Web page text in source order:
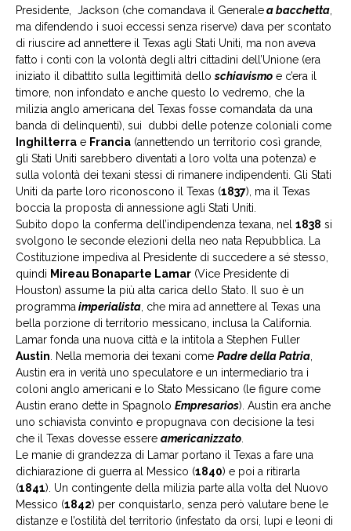
Presidente, Jackson (che comandava il Generalea bacchetta,
ma difendendo i suoi eccessi senza riserve) dava per scontato
di riuscire ad annettere il Texas agli Stati Uniti, ma non aveva
fatto i conti con la volontà degli altri cittadini dell’Unione (era
iniziato il dibattito sulla legittimità delloschiavismo e c’era il
timore, non infondato e anche questo lo vedremo, che la
milizia anglo americana del Texas fosse comandata da una
banda di delinquenti), sui dubbi delle potenze coloniali come
Inghilterra e Francia (annettendo un territorio così grande,
gli Stati Uniti sarebbero diventati a loro volta una potenza) e
sulla volontà dei texani stessi di rimanere indipendenti. Gli Stati
Uniti da parte loro riconoscono il Texas (1837), ma il Texas
boccia la proposta di annessione agli Stati Uniti.
Subito dopo la conferma dell’indipendenza texana, nel 1838 si
svolgono le seconde elezioni della neo nata Repubblica. La
Costituzione impediva al Presidente di succedere a sé stesso,
quindi Mireau Bonaparte Lamar (Vice Presidente di
Houston) assume la più alta carica dello Stato. Il suo è un
programmaimperialista, che mira ad annettere al Texas una
bella porzione di territorio messicano, inclusa la California.
Lamar fonda una nuova città e la intitola a Stephen Fuller
Austin. Nella memoria dei texani come Padre della Patria,
Austin era in verità uno speculatore e un intermediario tra i
coloni anglo americani e lo Stato Messicano (le figure come
Austin erano dette in Spagnolo Empresarios). Austin era anche
uno schiavista convinto e propugnava con decisione la tesi
che il Texas dovesse essere americanizzato.
Le manie di grandezza di Lamar portano il Texas a fare una
dichiarazione di guerra al Messico (1840) e poi a ritirarla
(1841). Un contingente della milizia parte alla volta del Nuovo
Messico (1842) per conquistarlo, senza però valutare bene le
distanze e l’ostilità del territorio (infestato da orsi, lupi e leoni di